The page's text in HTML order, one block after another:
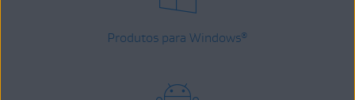
Produtos para Windows®